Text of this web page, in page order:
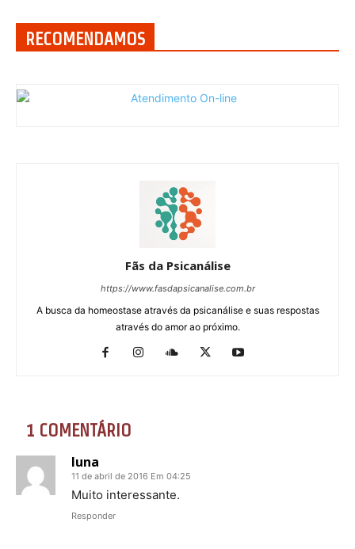
RECOMENDAMOS
Fãs da Psicanálise
https://www.fasdapsicanalise.com.br
A busca da homeostase através da psicanálise e suas respostas
através do amor ao próximo.
1 COMENTÁRIO
luna
11 de abril de 2016 Em 04:25
Muito interessante.
Responder